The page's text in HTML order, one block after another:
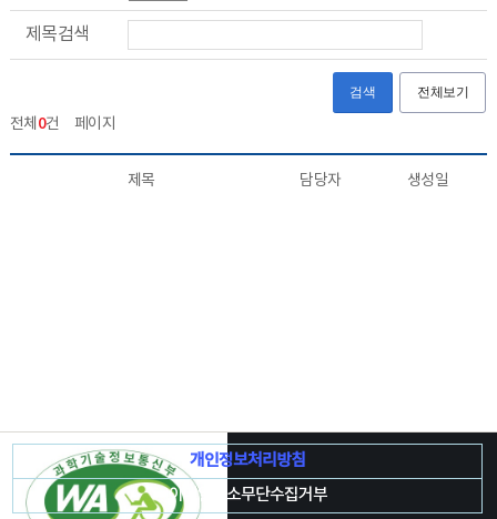
제목검색
검색 전체보기
전체 0건 페이지
제목 담당자 생성일
개인정보처리방침
이메일주소무단수집거부